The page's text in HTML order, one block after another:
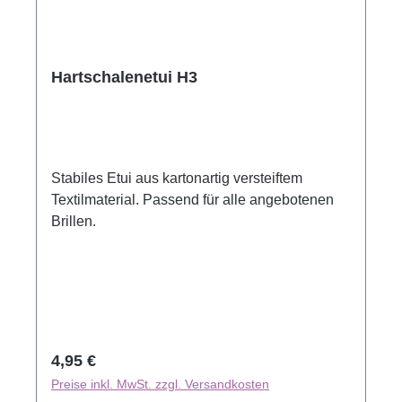
Hartschalenetui H3
Stabiles Etui aus kartonartig versteiftem
Textilmaterial. Passend für alle angebotenen
Brillen.
Regulärer Preis:
4,95 €
Preise inkl. MwSt. zzgl. Versandkosten